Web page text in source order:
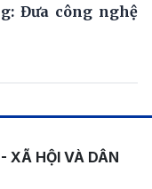
Đưa công nghệ
XÃ HỘI VÀ DÂN